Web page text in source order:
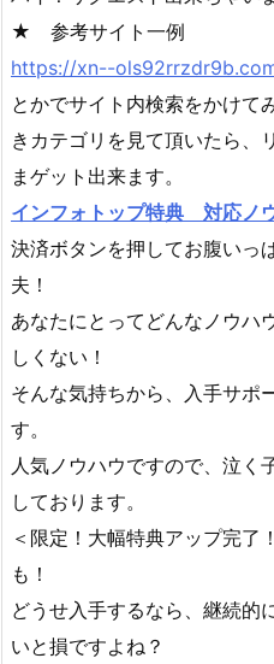
★ 参考サイト一例
https://xn--
とかでサイト内検索をかけて
きカテゴリを見て頂いたら、
まゲット出来ます。
インフォトップ特典 対応ノ
決済ボタンを押してお腹いっ
夫！
あなたにとってどんなノウハ
しくない！
そんな気持ちから、入手サポ
す。
人気ノウハウですので、泣く
しております。
＜限定！大幅特典アップ完
も！
どうせ入手するなら、継続的
いと損ですよね？